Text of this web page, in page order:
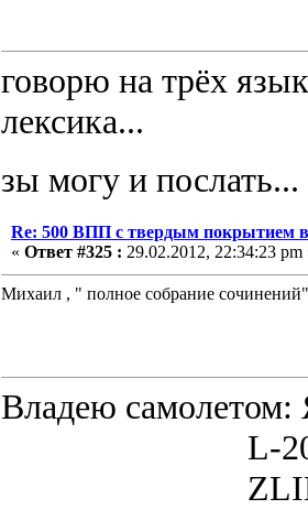
говорю на трёх
лексика...
зы могу и послать...
Re: 500 ВПП с твердым покрытием
« Ответ #325 : 29.02.2012, 22:34:23 pm
Михаил , " полное собрание
Владею
L-200D
ZLIN 526